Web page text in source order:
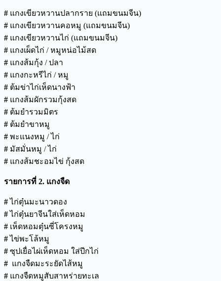
# แกงเขียวหวานปลากราย (แถมขนมจีน)
# แกงเขียวหวานคอหมู (แถมขนมจีน)
# แกงเขียวหวานไก่ (แถมขนมจีน)
# แกงเผ็ดไก่ / หมูหน่อไม้สด
# แกงส้มกุ้ง / ปลา
# แกงกะหรีไก่ / หมู
# ต้มข่าไก่เห็ดนางฟ้า
# แกงส้มผักรวมกุ้งสด
# ต้มยำรวมมิตร
# ต้มยำขาหมู
# พะแนงหมู / ไก่
# มัสมั่นหมู / ไก่
# แกงส้มชะอมไข่ กุ้งสด
รายการที่ 2. แกงจืด
#ไก่ตุ๋นมะนาวดอง
#ไก่ตุ๋นยาจีนใส่เห็ดหอม
# เห็ดหอมตุ๋นซี่โครงหมู
#ไข่พะโล้หมู
# ซุปเยื่อไผ่เห็ดหอม ใส่ปีกไก่
# แกงจืดมะระยัดไส้หมู
# แกงจืดหมูสับสาหร่ายทะเล